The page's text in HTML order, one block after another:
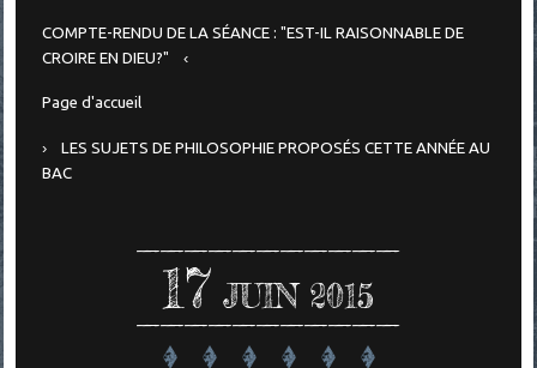
COMPTE-RENDU DE LA SÉANCE : "EST-IL RAISONNABLE DE
CROIRE EN DIEU?"
Page d'accueil
LES SUJETS DE PHILOSOPHIE PROPOSÉS CETTE ANNÉE AU
BAC
17 JUIN 2015